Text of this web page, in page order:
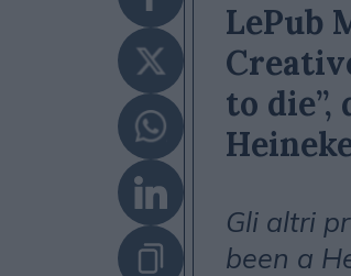
LePub
to
Gli altri
been a